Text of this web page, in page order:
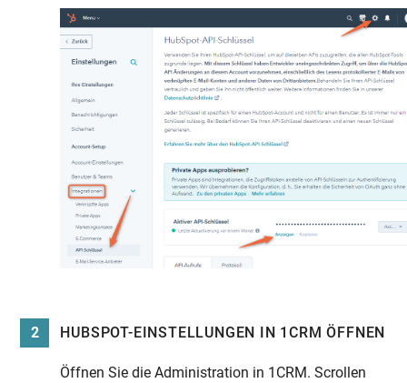
2 HUBSPOT-EINSTELLUNGEN IN 1CRM ÖFFNEN
Öffnen Sie die Administration in 1CRM. Scrollen